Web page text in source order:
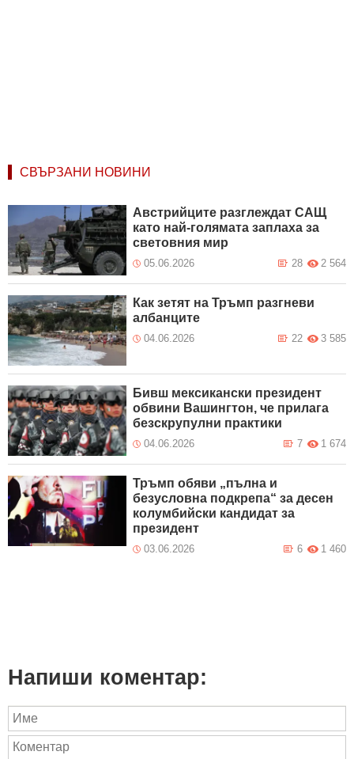
СВЪРЗАНИ НОВИНИ
Австрийците разглеждат САЩ
като най-голямата заплаха за
световния мир
05.06.2026 2 564
28
Как зетят на Тръмп разгневи
албанците
04.06.2026 3 585
22
Бивш мексикански президент
обвини Вашингтон, че прилага
безскрупулни практики
04.06.2026 1 674
7
Тръмп обяви „пълна и
безусловна подкрепа“ за десен
колумбийски кандидат за
президент
03.06.2026 1 460
6
Напиши коментар: